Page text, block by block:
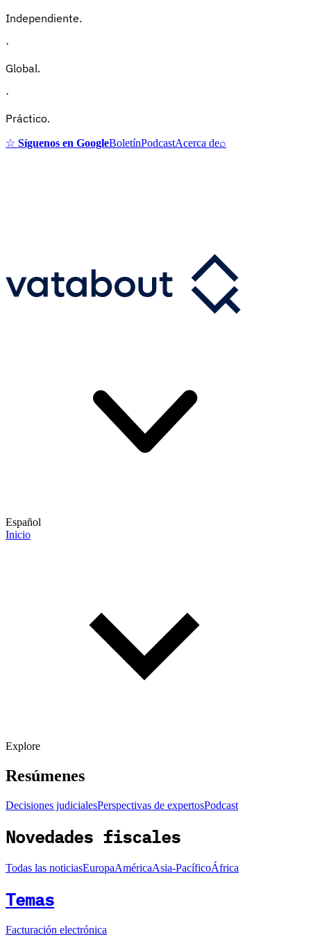
Independiente.
·
Global.
·
Práctico.
☆ Síguenos en GoogleBoletínPodcastAcerca de⌕
Español
Inicio
Explore
Resúmenes
Decisiones judicialesPerspectivas de expertosPodcast
Novedades fiscales
Todas las noticiasEuropaAméricaAsia-PacíficoÁfrica
Temas
Facturación electrónica